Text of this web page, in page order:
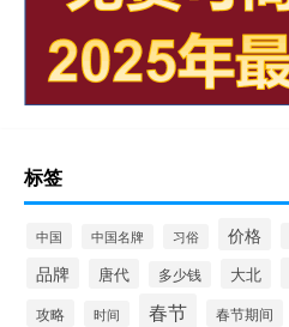
标签
中国 中国名牌 习俗 价格
品牌 唐代 多少钱 大北
攻略 时间 春节 春节期间